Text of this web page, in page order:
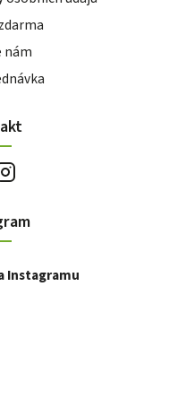
nám
Instagramu